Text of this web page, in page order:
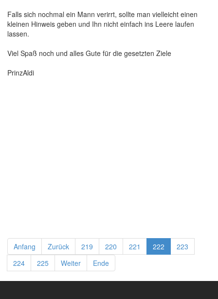
Falls sich nochmal ein Mann verirrt, sollte man vielleicht einen
kleinen Hinweis geben und Ihn nicht einfach ins Leere laufen
lassen.
Viel Spaß noch und alles Gute für die gesetzten Ziele
PrinzAldi
Anfang Zurück 219 220 221 222
223
224
225 Weiter Ende